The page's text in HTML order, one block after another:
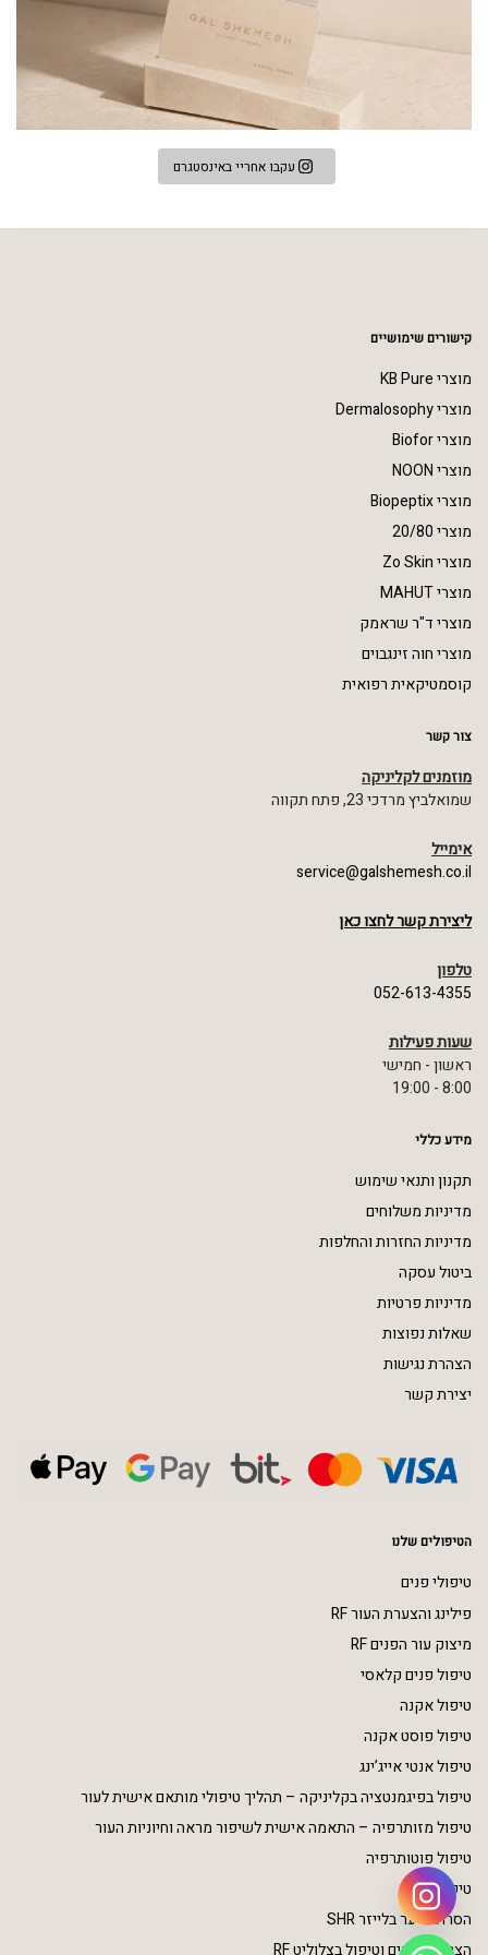
עקבו אחריי באינסטגרם
קישורים שימושיים
מוצרי KB Pure
מוצרי Dermalosophy
מוצרי Biofor
מוצרי NOON
מוצרי Biopeptix
מוצרי 20/80
מוצרי Zo Skin
מוצרי MAHUT
מוצרי ד"ר שראמק
מוצרי חוה זינגבוים
קוסמטיקאית רפואית
צור קשר
מוזמנים לקליניקה
שמואלביץ מרדכי 23, פתח תקווה
אימייל
service@galshemesh.co.il
ליצירת קשר לחצו כאן
טלפון
052-613-4355
שעות פעילות
ראשון - חמישי
8:00 - 19:00
מידע כללי
תקנון ותנאי שימוש
מדיניות משלוחים
מדיניות החזרות והחלפות
ביטול עסקה
מדיניות פרטיות
שאלות נפוצות
הצהרת נגישות
יצירת קשר
הטיפולים שלנו
טיפולי פנים
פילינג והצערת העור RF
מיצוק עור הפנים RF
טיפול פנים קלאסי
טיפול אקנה
טיפול פוסט אקנה
טיפול אנטי אייג’ינג
טיפול בפיגמנטציה בקליניקה – תהליך טיפולי מותאם אישית לעור
טיפול מזותרפיה – התאמה אישית לשיפור מראה וחיוניות העור
טיפול פוטותרפיה
טיפולי גוף
הסרת שיער בלייזר SHR
הצרת היקפים וטיפול בצלוליט RF